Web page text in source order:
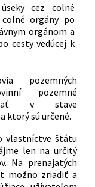
cez colné
orgány po
orgánom a
cesty vedúcej k
pozemných
pozemné
v stave
ktorý sú určené.
vlastníctve štátu
len na určitý
Na prenajatých
možno zriadiť a